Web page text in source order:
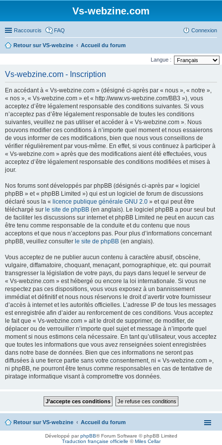
Vs-webzine.com
Raccourcis FAQ Connexion
Retour sur VS-webzine Accueil du forum
Langue :
Vs-webzine.com - Inscription
En accédant à « Vs-webzine.com » (désigné ci-après par « nous », « notre »,
« nos », « Vs-webzine.com » et « http://www.vs-webzine.com/BB3 »), vous
acceptez d’être légalement responsable des conditions suivantes. Si vous
n’acceptez pas d’être légalement responsable de toutes les conditions
suivantes, veuillez ne pas utiliser et accéder à « Vs-webzine.com ». Nous
pouvons modifier ces conditions à n’importe quel moment et nous essaierons
de vous informer de ces modifications, bien que nous vous conseillons de
vérifier régulièrement par vous-même. En effet, si vous continuez à participer à
« Vs-webzine.com » après que des modifications aient été effectuées, vous
acceptez d’être légalement responsable des conditions modifiées et mises à
jour.
Nos forums sont développés par phpBB (désignés ci-après par « logiciel
phpBB » et « phpBB Limited ») qui est un logiciel de forum de discussions
déclaré sous la « licence publique générale GNU 2.0 » et qui peut être
téléchargé sur le site de phpBB (en anglais). Le logiciel phpBB a pour seul but
de faciliter les discussions sur internet et phpBB Limited ne peut en aucun cas
être tenu comme responsable de la conduite et du contenu que nous
acceptons et que nous n’acceptons pas. Pour plus d’informations concernant
phpBB, veuillez consulter le site de phpBB (en anglais).
Vous acceptez de ne publier aucun contenu à caractère abusif, obscène,
vulgaire, diffamatoire, choquant, menaçant, pornographique, etc. qui pourrait
transgresser la législation de votre pays, du pays dans lequel le serveur de
« Vs-webzine.com » est hébergé ou encore la loi internationale. Si vous ne
respectez pas ces dispositions, vous vous exposez à un bannissement
immédiat et définitif et nous nous réservons le droit d’avertir votre fournisseur
d’accès à internet et les autorités officielles. L’adresse IP de tous les messages
est enregistrée afin d’aider au renforcement de ces conditions. Vous acceptez
le fait que « Vs-webzine.com » ait le droit de supprimer, de modifier, de
déplacer ou de verrouiller n’importe quel sujet et message à n’importe quel
moment si nous estimons cela nécessaire. En tant qu’utilisateur, vous acceptez
que toutes les informations que vous avez renseignées soient enregistrées
dans notre base de données. Bien que ces informations ne seront pas
diffusées à une tierce partie sans votre consentement, ni « Vs-webzine.com »,
ni phpBB, ne pourront être tenus comme responsables en cas de tentative de
piratage informatique visant à compromettre vos données.
Retour sur VS-webzine Accueil du forum
Développé parphpBB® Forum Software © phpBB Limited
Traduction française officielle ©Miles Cellar